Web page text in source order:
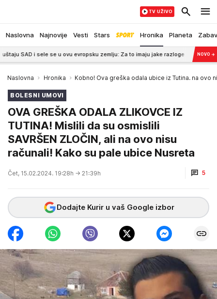
Naslovna Najnovije Vesti Stars Hronika Planeta
TV UŽIVO
i sele se u ovu evropsku zemlju: Za to imaju jake razloge 16:00 Srbi u
NOVO →
Naslovna Hronika Kobno! Ova greška odala ubice iz Tutina. na ovo
BOLESNI UMOVI
OVA GREŠKA ODALA ZLIKOVCE IZ
TUTINA! Mislili da su osmislili
SAVRŠEN ZLOČIN, ali na ovo nisu
računali! Kako su pale ubice Nusreta
Čet, 15.02.2024. 19:28h → 21:39h 5
Dodajte Kurir u vaš Google izbor